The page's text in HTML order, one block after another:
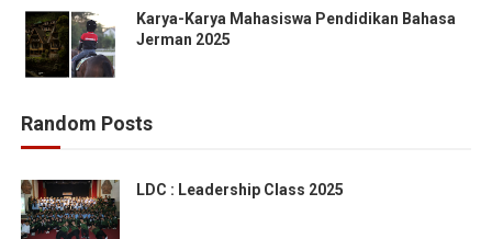
Karya-Karya Mahasiswa Pendidikan Bahasa
Jerman 2025
Random Posts
LDC : Leadership Class 2025